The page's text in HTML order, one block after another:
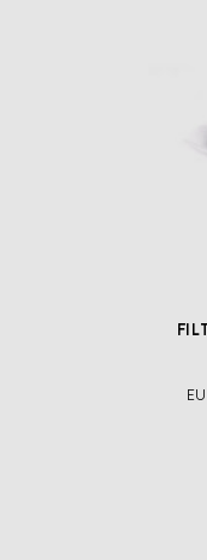
EU